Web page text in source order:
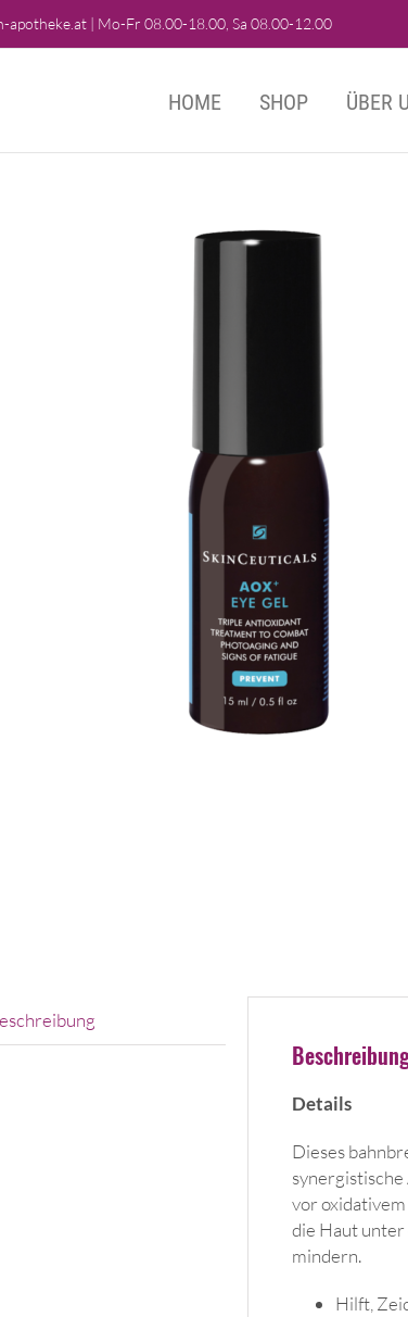
apotheke.at | Mo-Fr 08.00-18.00, Sa 08.00-12.00
HOME SHOP ÜBER
Details
Dieses
vor
die Haut unter
mindern.
Hilft,